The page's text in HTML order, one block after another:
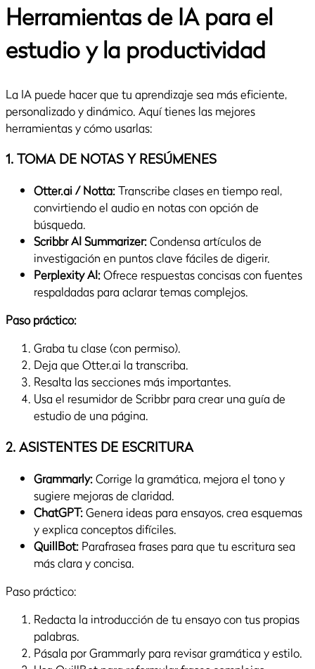
Herramientas de IA para el
estudio y la productividad
La IA puede hacer que tu aprendizaje sea más eficiente,
personalizado y dinámico. Aquí tienes las mejores
herramientas y cómo usarlas:
1. TOMA DE NOTAS Y RESÚMENES
Otter.ai / Notta:Transcribe clases en tiempo real,
convirtiendo el audio en notas con opción de
búsqueda.
Scribbr AI Summarizer:Condensa artículos de
investigación en puntos clave fáciles de digerir.
Perplexity AI:Ofrece respuestas concisas con fuentes
respaldadas para aclarar temas complejos.
Paso práctico:
Graba tu clase (con permiso).
Deja que Otter.ai la transcriba.
Resalta las secciones más importantes.
Usa el resumidor de Scribbr para crear una guía de
estudio de una página.
2. ASISTENTES DE ESCRITURA
Grammarly:Corrige la gramática, mejora el tono y
sugiere mejoras de claridad.
ChatGPT:Genera ideas para ensayos, crea esquemas
y explica conceptos difíciles.
QuillBot: Parafrasea frases para que tu escritura sea
más clara y concisa.
Paso práctico:
Redacta la introducción de tu ensayo con tus propias
palabras.
Pásala por Grammarly para revisar gramática y estilo.